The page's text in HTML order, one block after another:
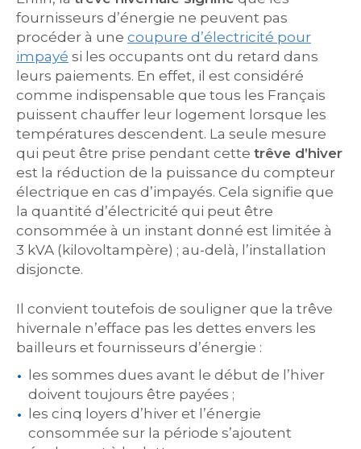
fournisseurs d’énergie ne peuvent pas
procéder à une coupure d’électricité pour
impayé si les occupants ont du retard dans
leurs paiements. En effet, il est considéré
comme indispensable que tous les Français
puissent chauffer leur logement lorsque les
températures descendent. La seule mesure
qui peut être prise pendant cette trêve d’hiver
est la réduction de la puissance du compteur
électrique en cas d’impayés. Cela signifie que
la quantité d’électricité qui peut être
consommée à un instant donné est limitée à
3 kVA (kilovoltampère) ; au-delà, l’installation
disjoncte.
Il convient toutefois de souligner que la trêve
hivernale n’efface pas les dettes envers les
bailleurs et fournisseurs d’énergie :
les sommes dues avant le début de l’hiver
doivent toujours être payées ;
les cinq loyers d’hiver et l’énergie
consommée sur la période s’ajoutent